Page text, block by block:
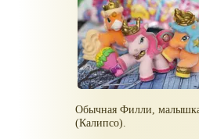
Обычная Филли,
(Калипсо).